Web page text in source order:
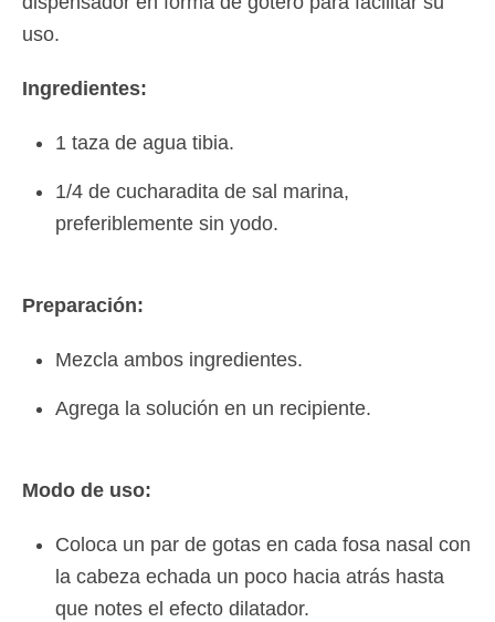
uso.
Ingredientes:
1 taza de agua tibia.
1/4 de cucharadita de sal marina,
preferiblemente sin yodo.
Preparación:
Mezcla ambos ingredientes.
Agrega la solución en un recipiente.
Modo de uso:
Coloca un par de gotas en cada fosa nasal con
la cabeza echada un poco hacia atrás hasta
que notes el efecto dilatador.